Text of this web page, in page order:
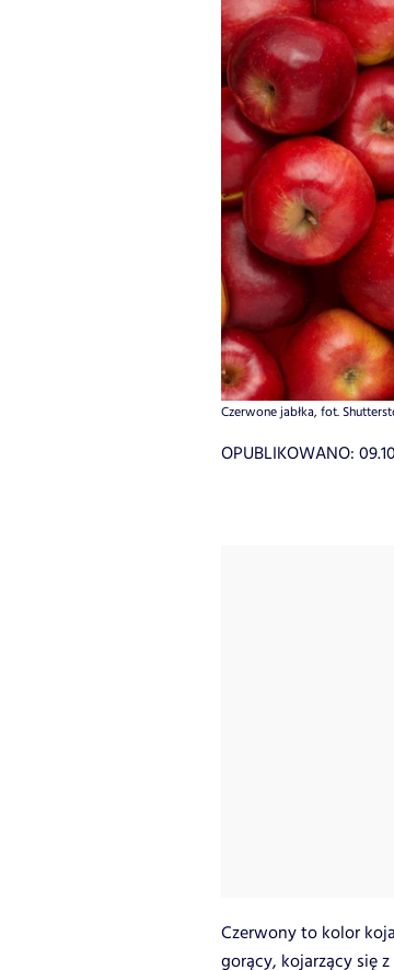
Czerwone jabłka, fot.
OPUBLIKOWANO:
Czerwony to kolor
gorący, kojarzący się